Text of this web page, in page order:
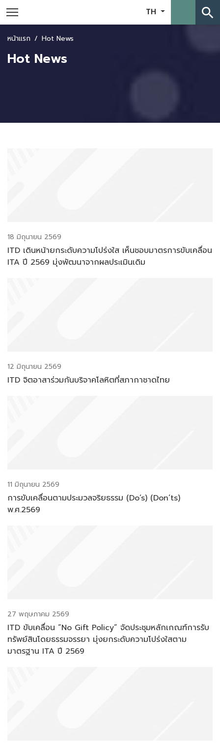
TH search
หน้าแรก Hot News
Hot News
18 มิถุนายน 2569
ITD เดินหน้ายกระดับความโปร่งใส เห็นชอบมาตรการขับเคลื่อน
ITA ปี 2569 มุ่งพัฒนาจากผลประเมินเดิม
12 มิถุนายน 2569
ITD จิตอาสาร่วมกันบริจาคโลหิตที่สภากาชาดไทย
11 มิถุนายน 2569
การขับเคลื่อนตามประมวลจริยธรรม (Do’s) (Don’ts)
พ.ศ.2569
27 พฤษภาคม 2569
ITD ขับเคลื่อน “No Gift Policy” จัดประชุมหลักเกณฑ์การรับ
ทรัพย์สินโดยธรรมจรรยา มุ่งยกระดับความโปร่งใสตาม
มาตรฐาน ITA ปี 2569